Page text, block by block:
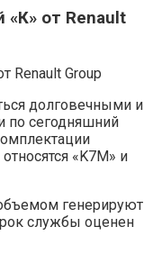
от Renault
долговечными и
по сегодняшний
«K7M» и
генерируют
службы оценен